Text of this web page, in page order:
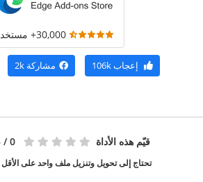
30,000+ مستخدم
إعجاب106k مشاركة 2k
قيّم هذه الأداة 0 / 5 - 0 تصويتات
تحتاج إلى تحويل وتنزيل ملف واحد على الأقل